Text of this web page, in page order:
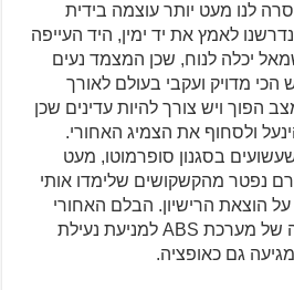
לנו מעט יותר עוצמה בידית
לאמץ את יד ימין, היד העייפה
יכלה לנוח, שכן המצמד נעים
מדויק ועקבי בעולם לאורך
הפוך ויש צורך להיות עדינים שכן
ולסחוף את הצמיג האחורי.
בסגנון סופרמוטו, מעט
נפטר מהקשקושים שלימדו אותי
הוצאת הרישיון. הבלם האחורי
הרגיש הדגיש את חסרונה של מערכת ABS למניעת נעילת
גם כאופציה.